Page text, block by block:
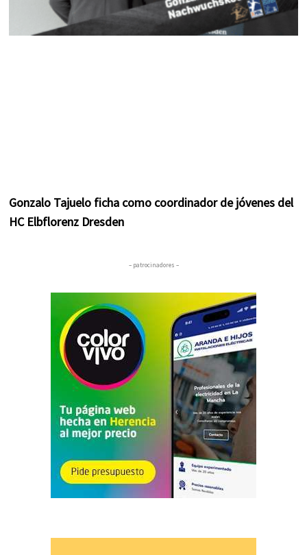
Gonzalo Tajuelo ficha como coordinador de jóvenes del
HC Elbflorenz Dresden
– patrocinadores –